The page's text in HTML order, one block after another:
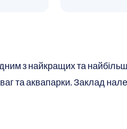
з найкращих та найбільш
та аквапарки. Заклад